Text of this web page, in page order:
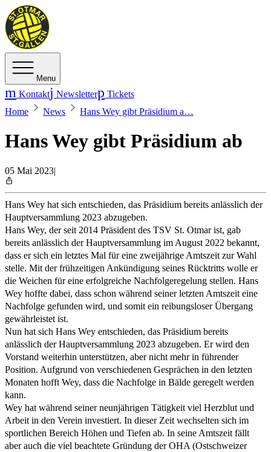
Menu
Kontakt Newsletter
Tickets
Home
News Hans Wey gibt Präsidium a…
Hans Wey gibt Präsidium ab
05 Mai 2023|
Hans Wey hat sich entschieden, das Präsidium bereits anlässlich der
Hauptversammlung 2023 abzugeben.
Hans Wey, der seit 2014 Präsident des TSV St. Otmar ist, gab
bereits anlässlich der Hauptversammlung im August 2022 bekannt,
dass er sich ein letztes Mal für eine zweijährige Amtszeit zur Wahl
stelle. Mit der frühzeitigen Ankündigung seines Rücktritts wolle er
die Weichen für eine erfolgreiche Nachfolgeregelung stellen. Hans
Wey hoffte dabei, dass schon während seiner letzten Amtszeit eine
Nachfolge gefunden wird, und somit ein reibungsloser Übergang
gewährleistet ist.
Nun hat sich Hans Wey entschieden, das Präsidium bereits
anlässlich der Hauptversammlung 2023 abzugeben. Er wird den
Vorstand weiterhin unterstützen, aber nicht mehr in führender
Position. Aufgrund von verschiedenen Gesprächen in den letzten
Monaten hofft Wey, dass die Nachfolge in Bälde geregelt werden
kann.
Wey hat während seiner neunjährigen Tätigkeit viel Herzblut und
Arbeit in den Verein investiert. In dieser Zeit wechselten sich im
sportlichen Bereich Höhen und Tiefen ab. In seine Amtszeit fällt
aber auch die viel beachtete Gründung der OHA (Ostschweizer